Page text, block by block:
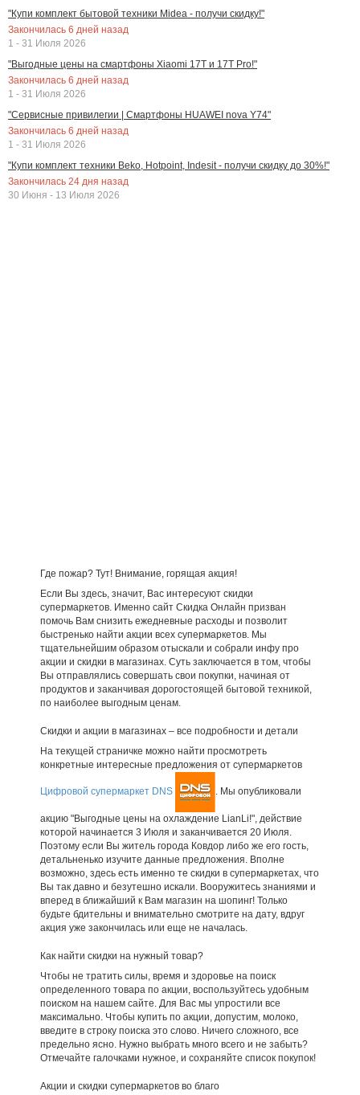
"Купи комплект бытовой техники Midea - получи скидку!"
Закончилась 6 дней назад
1 - 31 Июля 2026
"Выгодные цены на смартфоны Xiaomi 17T и 17T Pro!"
Закончилась 6 дней назад
1 - 31 Июля 2026
"Сервисные привилегии | Смартфоны HUAWEI nova Y74"
Закончилась 6 дней назад
1 - 31 Июля 2026
"Купи комплект техники Beko, Hotpoint, Indesit - получи скидку до 30%!"
Закончилась 24 дня назад
30 Июня - 13 Июля 2026
Где пожар? Тут! Внимание, горящая акция!
Если Вы здесь, значит, Вас интересуют скидки
супермаркетов. Именно сайт Скидка Онлайн призван
помочь Вам снизить ежедневные расходы и позволит
быстренько найти акции всех супермаркетов. Мы
тщательнейшим образом отыскали и собрали инфу про
акции и скидки в магазинах. Суть заключается в том, чтобы
Вы отправлялись совершать свои покупки, начиная от
продуктов и заканчивая дорогостоящей бытовой техникой,
по наиболее выгодным ценам.
Скидки и акции в магазинах – все подробности и детали
На текущей страничке можно найти просмотреть
конкретные интересные предложения от супермаркетов
Цифровой супермаркет DNS . Мы опубликовали
акцию "Выгодные цены на охлаждение LianLi!", действие
которой начинается 3 Июля и заканчивается 20 Июля.
Поэтому если Вы житель города Ковдор либо же его гость,
детальненько изучите данные предложения. Вполне
возможно, здесь есть именно те скидки в супермаркетах, что
Вы так давно и безутешно искали. Вооружитесь знаниями и
вперед в ближайший к Вам магазин на шопинг! Только
будьте бдительны и внимательно смотрите на дату, вдруг
акция уже закончилась или еще не началась.
Как найти скидки на нужный товар?
Чтобы не тратить силы, время и здоровье на поиск
определенного товара по акции, воспользуйтесь удобным
поиском на нашем сайте. Для Вас мы упростили все
максимально. Чтобы купить по акции, допустим, молоко,
введите в строку поиска это слово. Ничего сложного, все
предельно ясно. Нужно выбрать много всего и не забыть?
Отмечайте галочками нужное, и сохраняйте список покупок!
Акции и скидки супермаркетов во благо